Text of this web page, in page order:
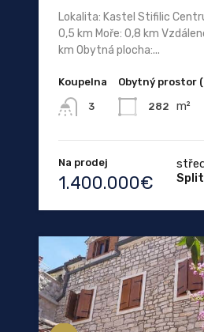
Lokalita: Kastel Stifilic
0,5 km Moře: 0,8 km
km Obytná plocha:...
Koupelna
3
Obytný prostor
282 m²
Na prodej
1.400.000€
Split